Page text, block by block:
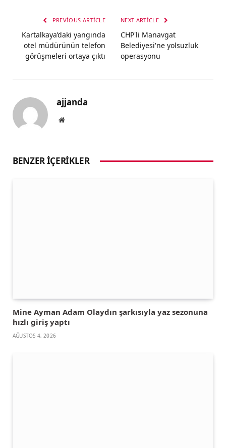
PREVIOUS ARTICLE
Kartalkaya’daki yangında
otel müdürünün telefon
görüşmeleri ortaya çıktı
NEXT ARTICLE
CHP'li Manavgat
Belediyesi'ne yolsuzluk
operasyonu
ajjanda
Website
BENZER İÇERIKLER
Mine Ayman Adam Olaydın şarkısıyla yaz sezonuna
hızlı giriş yaptı
AĞUSTOS 4, 2026